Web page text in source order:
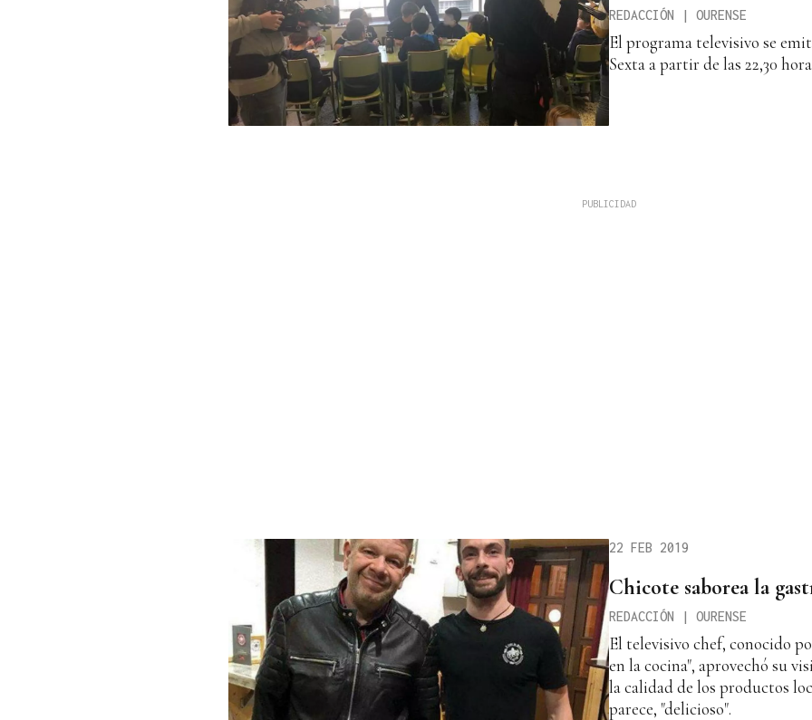
REDACCIÓN | OURENSE
El programa televisivo se
Sexta a partir de las 22,30
22 FEB 2019
Chicote saborea la
REDACCIÓN | OURENSE
El televisivo chef, conocido
en la cocina", aprovechó su
la calidad de los productos
parece, "delicioso".